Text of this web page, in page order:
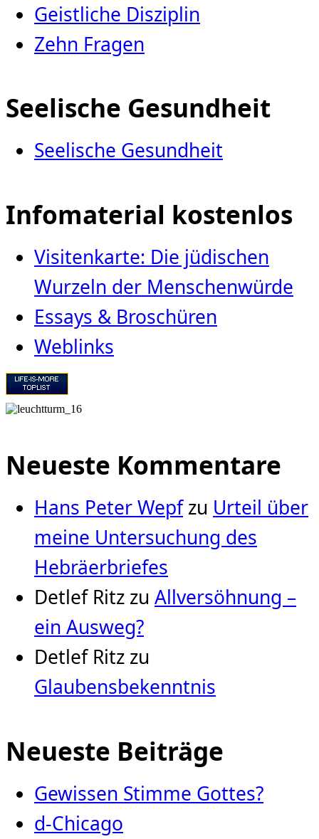
Geistliche Disziplin
Zehn Fragen
Seelische Gesundheit
Seelische Gesundheit
Infomaterial kostenlos
Visitenkarte: Die jüdischen
Wurzeln der Menschenwürde
Essays & Broschüren
Weblinks
Neueste Kommentare
Hans Peter Wepfzu Urteil über
meine Untersuchung des
Hebräerbriefes
Detlef Ritz zu Allversöhnung –
ein Ausweg?
Detlef Ritz zu
Glaubensbekenntnis
Neueste Beiträge
Gewissen Stimme Gottes?
d-Chicago